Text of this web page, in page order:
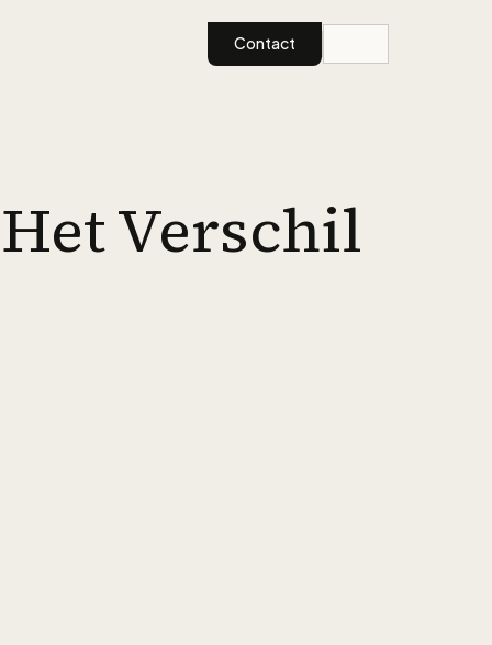
Contact
Verschil